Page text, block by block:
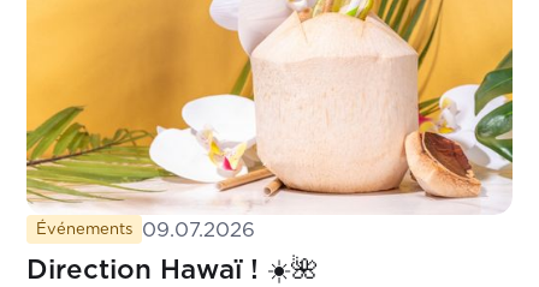
Événements 09.07.2026
Direction Hawaï ! ☀️🌺